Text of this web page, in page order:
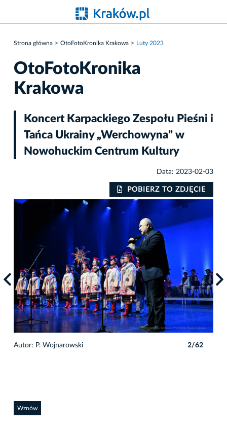
Strona główna OtoFotoKronika Krakowa Luty 2023
OtoFotoKronika
Krakowa
Koncert Karpackiego Zespołu Pieśni i
Tańca Ukrainy „Werchowyna” w
Nowohuckim Centrum Kultury
Data: 2023-02-03
POBIERZ TO ZDJĘCIE
Autor: P. Wojnarowski 2/62
Wznów